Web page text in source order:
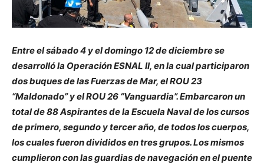
Entre el sábado 4 y el domingo 12 de diciembre se
desarrolló la Operación ESNAL II, en la cual participaron
dos buques de las Fuerzas de Mar, el ROU 23
“Maldonado” y el ROU 26 “Vanguardia”. Embarcaron un
total de 88 Aspirantes de la Escuela Naval de los cursos
de primero, segundo y tercer año, de todos los cuerpos,
los cuales fueron divididos en tres grupos. Los mismos
cumplieron con las guardias de navegación en el puente